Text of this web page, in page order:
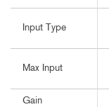
Input Type
Max Input
Gain